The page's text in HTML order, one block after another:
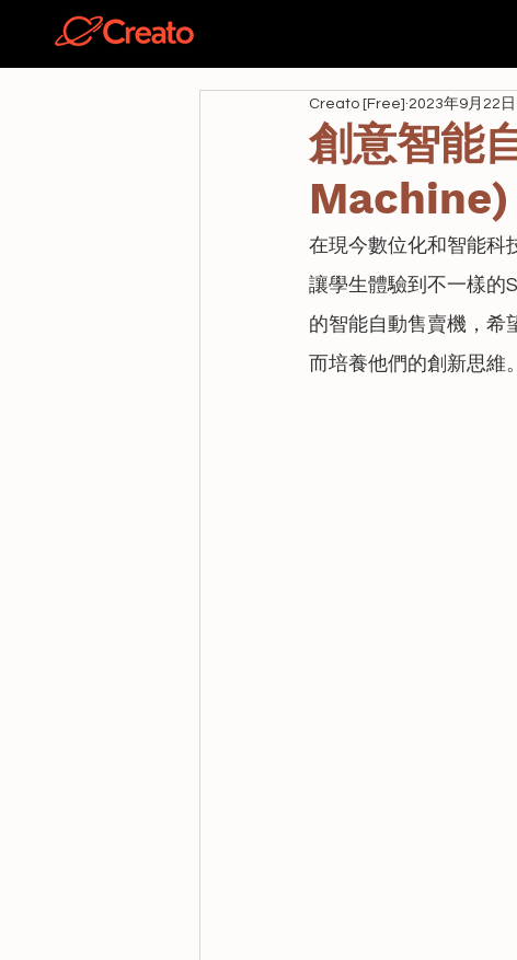
創意智能
Machine)
Creato [Free] 2023年9月22日
在現今數位化和智能科
讓學生體驗到不一樣的
的智能自動售賣機，希
而培養他們的創新思維。